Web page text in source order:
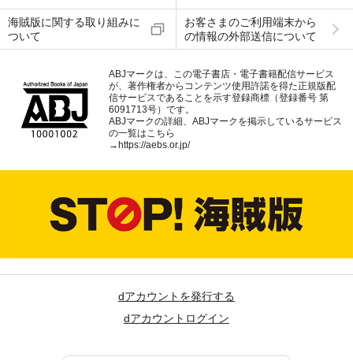
海賊版に関する取り組みに
ついて
お客さまのご利用端末から
の情報の外部送信について
ABJマークは、この電子書店・電子書籍配信サービス
が、著作権者からコンテンツ使用許諾を得た正規版配
信サービスであることを示す登録商標（登録番号 第
6091713号）です。
ABJマークの詳細、ABJマークを掲示しているサービス
の一覧はこちら
→ https://aebs.or.jp/
dアカウントを発行する
dアカウントログイン